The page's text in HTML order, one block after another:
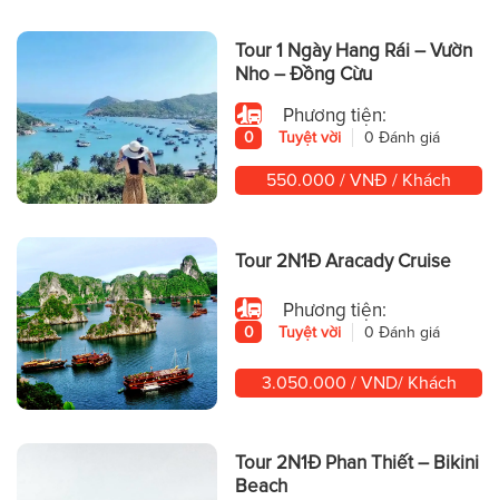
Tour 1 Ngày Hang Rái – Vườn
Nho – Đồng Cừu
Phương tiện:
0 Tuyệt vời 0 Đánh giá
550.000 / VNĐ / Khách
Tour 2N1Đ Aracady Cruise
Phương tiện:
0 Tuyệt vời 0 Đánh giá
3.050.000 / VND/ Khách
Tour 2N1Đ Phan Thiết – Bikini
Beach